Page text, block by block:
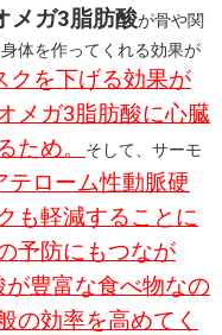
メガ3脂肪酸が骨や関
体を作ってくれる効果が
クを下げる効果が
メガ3脂肪酸に心臓
ため。
そして、サーモ
テローム性動脈硬
も軽減することに
予防にもつなが
が豊富な食べ物なの
の効率を高めてく